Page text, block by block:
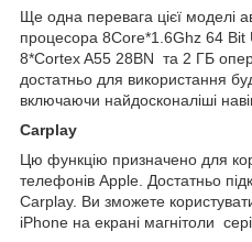
Ще одна перевага цієї моделі
процесора 8Core*1.6Ghz 64 Bit
8*Cortex A55 28BN та 2 ГБ
достатньо для використання
включаючи найдосконаліші
Carplay
Цю функцію призначено для
телефонів Apple. Достатньо
Carplay. Ви зможете
iPhone на екрані магнітоли